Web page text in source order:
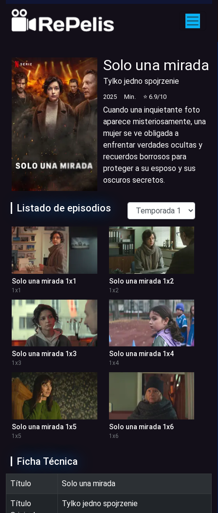
Solo una mirada
Tylko jedno spojrzenie
2025 Min. ⭐ 6.9/10
Cuando una inquietante foto
aparece misteriosamente, una
mujer se ve obligada a
enfrentar verdades ocultas y
recuerdos borrosos para
proteger a su esposo y sus
oscuros secretos.
Listado de episodios
Solo una mirada 1x1
1 x1
Solo una mirada 1x2
1 x2
Solo una mirada 1x3
1 x3
Solo una mirada 1x4
1 x4
Solo una mirada 1x5
1 x5
Solo una mirada 1x6
1 x6
Ficha Técnica
Título Solo una mirada
Título
Tylko jedno spojrzenie